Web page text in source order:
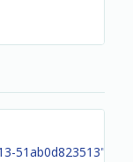
51ab0d823513"